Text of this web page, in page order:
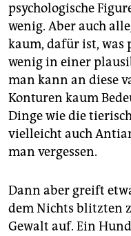
psychologische
wenig. Aber auch
kaum, dafür ist, was
wenig in einer
man kann an diese
Konturen kaum
Dinge wie die
vielleicht auch
man vergessen.
Dann aber greift
dem Nichts blitzten
Gewalt auf. Ein